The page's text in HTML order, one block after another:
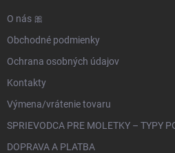
O nás 🎀
Obchodné podmienky
Ochrana osobných údajov
Kontakty
Výmena/vrátenie tovaru
SPRIEVODCA PRE MOLETKY – TYPY
DOPRAVA A PLATBA